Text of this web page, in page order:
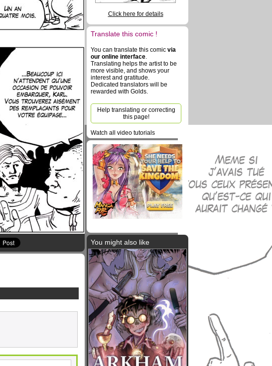
Click here for details
Translate this comic !
You can translate this comic via
our online interface.
Translating helps the artist to be
more visible, and shows your
interest and gratitude.
Dedicated translators will be
rewarded with Golds.
Help translating or correcting
this page!
Watch all video tutorials
You might also like